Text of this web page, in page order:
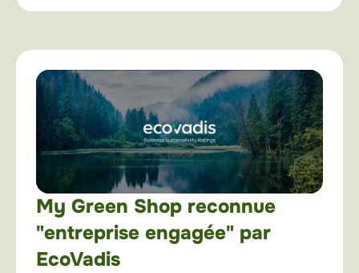
My Green Shop reconnue
"entreprise engagée" par
EcoVadis